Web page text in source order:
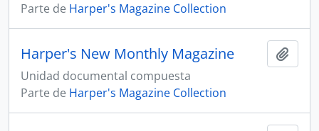
Parte de Harper's Magazine Collection
Harper's New Monthly Magazine
Unidad documental compuesta
Parte de Harper's Magazine Collection